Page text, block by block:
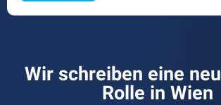
Wir schreiben eine
Rolle in Wien